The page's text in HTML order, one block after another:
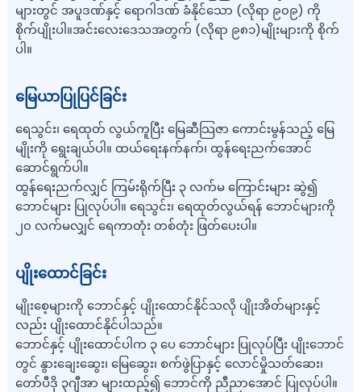
များတွင် အပူဒဏ်နှင့် ရောဂါဒဏ် ခံနိုင်သော (လိုရာ ၉၀၉) ကို
စိုက်ပျိုးပါ။အင်းလေးဒေသအတွက် (လိုရာ ၉၈၁)မျိုးများကို စိုက်
ပါ။
မြေယာပြုပြင်ခြင်း
ရေသွင်း၊ ရေထုတ် လွယ်ကူပြီး မြေဆီသြဇာ ကောင်းမွန်သည့် မြေ
မျိုးကို ရွေးချယ်ပါ။ ထယ်ရေးနက်နက်၊ ထွန်ရေးညက်အောင်
ဆောင်ရွက်ပါ။
ထွန်ရေးညက်လျှင် ကြမ်းရိုက်ပြီး ၃ လက်မ ကြောင်းများ ဆွဲ၍
ဘောင်များ ပြုလုပ်ပါ။ ရေသွင်း၊ ရေထုတ်လွယ်ရန် ဘောင်များကို
၂၀ လက်မလျှင် ရေကာတုံး တစ်တုံး ဖြတ်ပေးပါ။
ပျိုးထောင်ခြင်း
မျိုးစေ့များကို ဘောင်နှင့် ပျိုးထောင်နိုင်သလို ပျိုးအိတ်များနှင့်
လည်း ပျိုးထောင်နိုင်ပါသည်။
ဘောင်နှင့် ပျိုးထောင်ပါက ၃ ပေ ဘောင်များ ပြုလုပ်ပြီး ပျိုးဘောင်
တွင် နွားချေးဆွေး၊ မြေဆွေး၊ စက်ဖွဲပြာနှင့် လောင်မှိုသတ်ဆေး၊
တော်ပီဒို ၃ဂျီအာ များထည့်၍ ဘောင်ကို ညီညာအောင် ပြုလုပ်ပါ။